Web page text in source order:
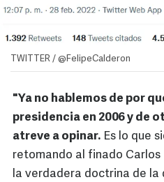
TWITTER / @FelipeCalderon
"Ya no hablemos de por
presidencia en 2006 y de
atreve a opinar. Es lo que
retomando al finado Carlos
la verdadera doctrina de la